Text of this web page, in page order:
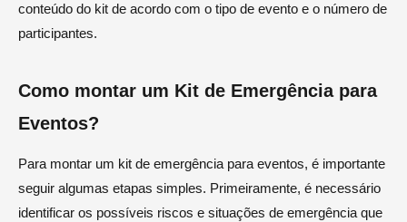
conteúdo do kit de acordo com o tipo de evento e o número de
participantes.
Como montar um Kit de Emergência para
Eventos?
Para montar um kit de emergência para eventos, é importante
seguir algumas etapas simples. Primeiramente, é necessário
identificar os possíveis riscos e situações de emergência que